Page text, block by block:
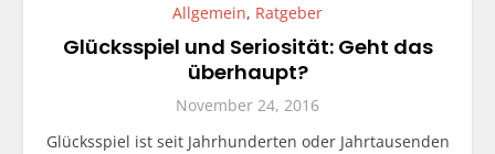
Allgemein, Ratgeber
Glücksspiel und Seriosität: Geht das
überhaupt?
November 24, 2016
Glücksspiel ist seit Jahrhunderten oder Jahrtausenden